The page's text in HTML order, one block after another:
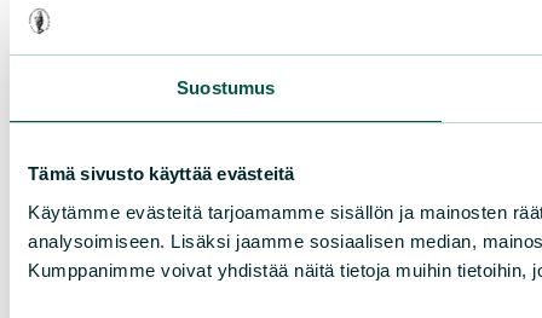
Suostumus
Tämä sivusto käyttää evästeitä
Käytämme evästeitä tarjoamamme sisällön ja mainosten
analysoimiseen. Lisäksi jaamme sosiaalisen median,
Kumppanimme voivat yhdistää näitä tietoja muihin tietoihin,